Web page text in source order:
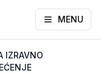
MENU
IZRAVNO